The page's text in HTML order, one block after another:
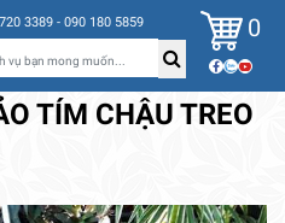
3389 - 090 180 5859 0
TÍM CHẬU TREO